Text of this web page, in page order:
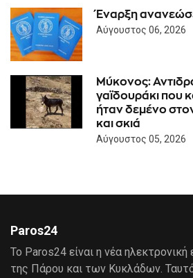
Έναρξη
Αύγουστος 06, 2026
Μύκονος:
γαϊδουράκι που
ήταν δεμένο
και σκιά
Αύγουστος 05, 2026
Paros24
Το Paros24 είναι η νέα ηλεκτρονική
της Πάρου και των Κυκλάδων.